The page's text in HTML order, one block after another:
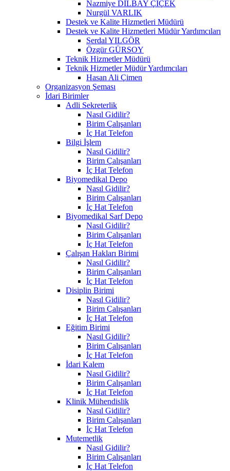
Nazmiye DİLBAY ÇİÇEK
Nurgül VARLIK
Destek ve Kalite Hizmetleri Müdürü
Destek ve Kalite Hizmetleri Müdür Yardımcıları
Serdal YILGÖR
Özgür GÜRSOY
Teknik Hizmetler Müdürü
Teknik Hizmetler Müdür Yardımcıları
Hasan Ali Çimen
Organizasyon Şeması
İdari Birimler
Adli Sekreterlik
Nasıl Gidilir?
Birim Çalışanları
İç Hat Telefon
Bilgi İşlem
Nasıl Gidilir?
Birim Çalışanları
İç Hat Telefon
Biyomedikal Depo
Nasıl Gidilir?
Birim Çalışanları
İç Hat Telefon
Biyomedikal Sarf Depo
Nasıl Gidilir?
Birim Çalışanları
İç Hat Telefon
Çalışan Hakları Birimi
Nasıl Gidilir?
Birim Çalışanları
İç Hat Telefon
Disiplin Birimi
Nasıl Gidilir?
Birim Çalışanları
İç Hat Telefon
Eğitim Birimi
Nasıl Gidilir?
Birim Çalışanları
İç Hat Telefon
İdari Kalem
Nasıl Gidilir?
Birim Çalışanları
İç Hat Telefon
Klinik Mühendislik
Nasıl Gidilir?
Birim Çalışanları
İç Hat Telefon
Mutemetlik
Nasıl Gidilir?
Birim Çalışanları
İç Hat Telefon